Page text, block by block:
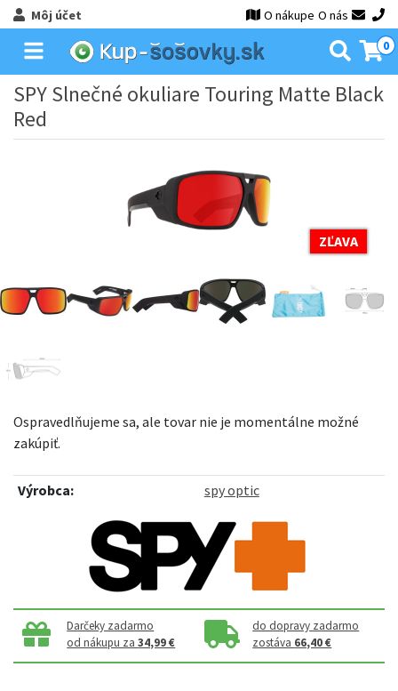
Môj účet O nákupe O nás
0
SPY Slnečné okuliare Touring Matte Black
Red
ZĽAVA
Ospravedlňujeme sa, ale tovar nie je momentálne možné
zakúpiť.
Výrobca: spy optic
Darčeky zadarmo
od nákupu za34,99 €
do dopravy zadarmo
zostáva 66,40 €